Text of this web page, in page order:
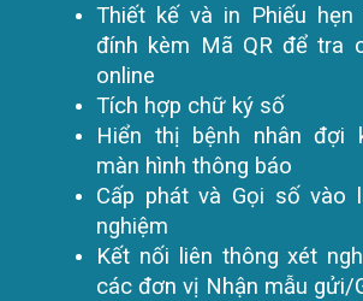
Thiết kế và in Phiếu
đính kèm Mã QR để tra
online
Tích hợp chữ ký số
Hiển thị bệnh nhân đợi
màn hình thông báo
Cấp phát và Gọi số vào
nghiệm
Kết nối liên thông xét
các đơn vị Nhận mẫu gửi/